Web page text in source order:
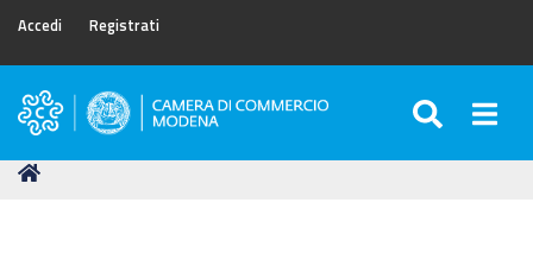
Accedi Registrati
Camera
Commercio
Tu